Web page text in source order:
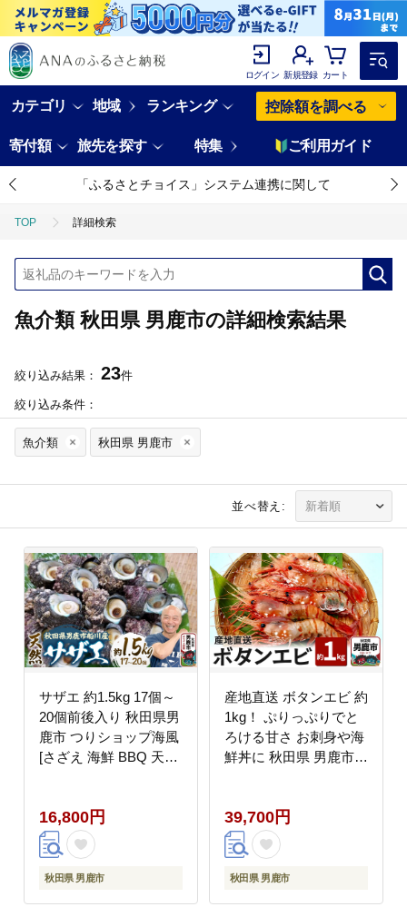
ログイン 新規登録 カート
カテゴリ 地域 ランキング 控除額を調べる
寄付額 旅先を探す 特集 ご利用ガイド
「ふるさとチョイス」システム連携に関して
TOP 詳細検索
魚介類 秋田県 男鹿市の詳細検索結果
絞り込み結果： 23件
絞り込み条件：
魚介類 秋田県 男鹿市
並べ替え:
サザエ 約1.5kg 17個～
20個前後入り 秋田県男
鹿市 つりショップ海風
[さざえ 海鮮 BBQ 天然
16,800円
秋田県 男鹿市
産地直送 ボタンエビ 約
1kg！ ぷりっぷりでと
ろける甘さ お刺身や海
鮮丼に 秋田県 男鹿市
39,700円
秋田県 男鹿市